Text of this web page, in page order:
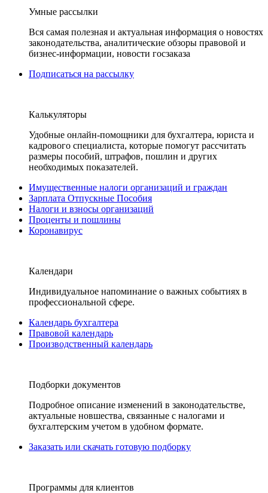
Умные рассылки
Вся самая полезная и актуальная информация о новостях
законодательства, аналитические обзоры правовой и
бизнес-информации, новости госзаказа
Подписаться на рассылку
Калькуляторы
Удобные онлайн-помощники для бухгалтера, юриста и
кадрового специалиста, которые помогут рассчитать
размеры пособий, штрафов, пошлин и других
необходимых показателей.
Имущественные налоги организаций и граждан
Зарплата Отпускные Пособия
Налоги и взносы организаций
Проценты и пошлины
Коронавирус
Календари
Индивидуальное напоминание о важных событиях в
профессиональной сфере.
Календарь бухгалтера
Правовой календарь
Производственный календарь
Подборки документов
Подробное описание изменений в законодательстве,
актуальные новшества, связанные с налогами и
бухгалтерским учетом в удобном формате.
Заказать или скачать готовую подборку
Программы для клиентов